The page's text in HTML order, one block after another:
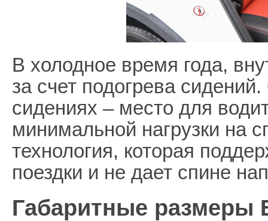
В холодное время года,
за счет подогрева
сидениях – место для
минимальной нагрузки на
технология, которая
поездки и не дает спине
Габаритные размеры